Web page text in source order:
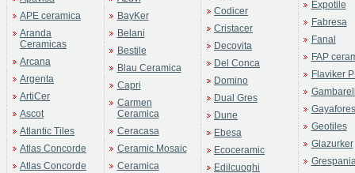
APE ceramica
Aranda
Ceramicas
Arcana
Argenta
ArtiCer
Ascot
Atlantic Tiles
Atlas Concorde
Atlas Concorde
BayKer
Belani
Bestile
Blau Ceramica
Capri
Carmen
Ceramica
Ceracasa
Ceramic Mosaic
Ceramica
Codicer
Cristacer
Decovita
Del Conca
Domino
Dual Gres
Dune
Ebesa
Ecoceramic
Edilcuoghi
Expotile
Fabresa
Fanal
FAP
Flaviker
Gayafores
Geotiles
Glazurker